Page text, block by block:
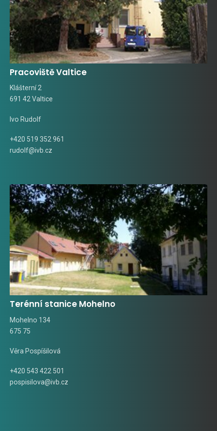
Pracoviště Valtice
Klášterní 2
691 42 Valtice
Ivo Rudolf
+420 519 352 961
rudolf@ivb.cz
Terénní stanice Mohelno
Mohelno 134
675 75
Věra Pospíšilová
+420 543 422 501
pospisilova@ivb.cz